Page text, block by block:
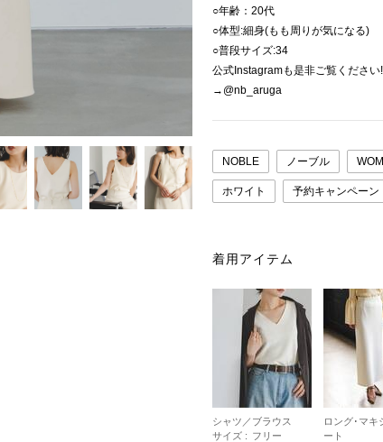
○年齢：20代
○体型:細身(もも周りが気になる)
○普段サイズ:34
公式Instagramも是非ご覧ください
→@nb_aruga
NOBLE ノーブル
ホワイト 予約キャンペーン
着用アイテム
シャツ／ブラウス
サイズ : フリー
ロング･マキ
ート